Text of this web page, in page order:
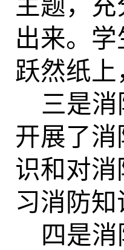
主题，
出来。
跃然纸
三是
开展了
识和对
习消防知
四是